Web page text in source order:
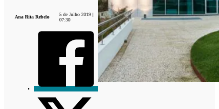
Ana Rita Rebelo
5 de Julho 2019 |
07:30